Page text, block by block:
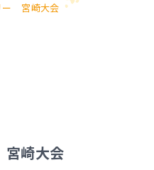
ー 宮崎大会
崎大会